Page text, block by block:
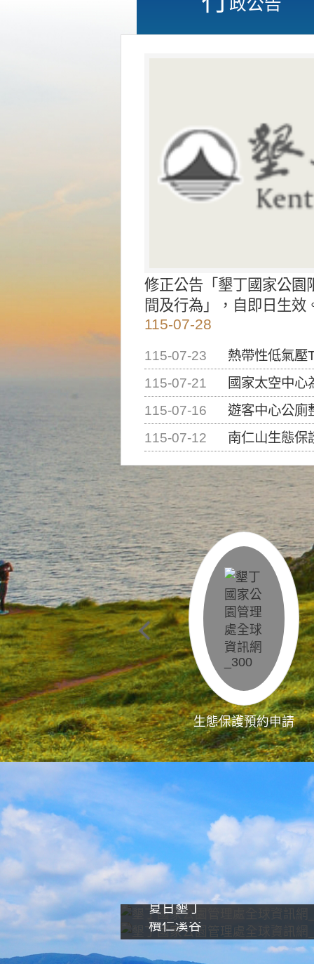
修正公告「墾丁國家公園
間及行為」，自即日生效
115-07-28
115-07-23
熱帶性低氣壓
115-07-21
國家太空中心為辦理
115-07-16
遊客中心公廁
115-07-12
南仁山生態保護區步道已完成
生態保護預約申請
夏日墾丁
欖仁溪谷